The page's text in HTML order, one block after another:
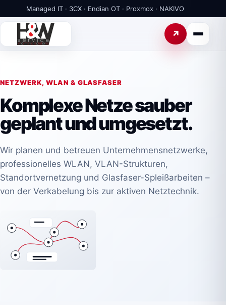
Managed IT · 3CX · Endian OT · Proxmox · NAKIVO
NETZWERK, WLAN & GLASFASER
Komplexe Netze sauber
geplant und umgesetzt.
Wir planen und betreuen Unternehmensnetzwerke,
professionelles WLAN, VLAN-Strukturen,
Standortvernetzung und Glasfaser-Spleißarbeiten –
von der Verkabelung bis zur aktiven Netztechnik.